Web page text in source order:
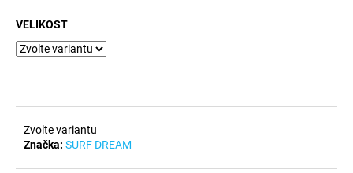
VELIKOST
Zvolte variantu
Značka: SURF DREAM
p
o
r
u
e